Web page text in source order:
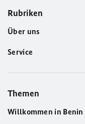
Rubriken
Über uns
Service
Themen
Willkommen in Benin